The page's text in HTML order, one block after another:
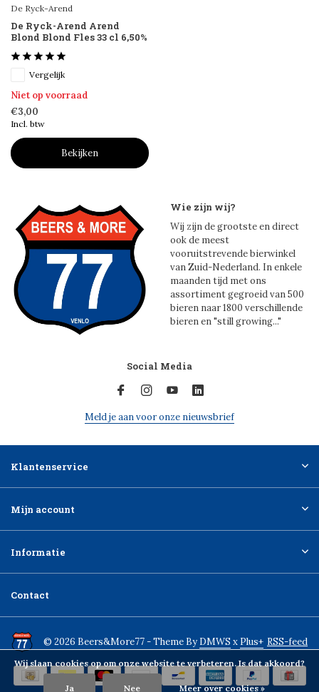
De Ryck-Arend
De Ryck-Arend Arend
Blond Blond Fles 33 cl 6,50%
Vergelijk
Niet op voorraad
€3,00
Incl. btw
Bekijken
Wie zijn wij?
Wij zijn de grootste en direct
ook de meest
vooruitstrevende bierwinkel
van Zuid-Nederland. In enkele
maanden tijd met ons
assortiment gegroeid van 500
bieren naar 1800 verschillende
bieren en "still growing..."
Social Media
Meld je aan voor onze nieuwsbrief
Klantenservice
Mijn account
Informatie
Contact
© 2026 Beers&More77 - Theme ByDMWS x Plus+ RSS-feed
Wij slaan cookies op om onze website te verbeteren. Is dat akkoord?
Ja Nee Meer over cookies »